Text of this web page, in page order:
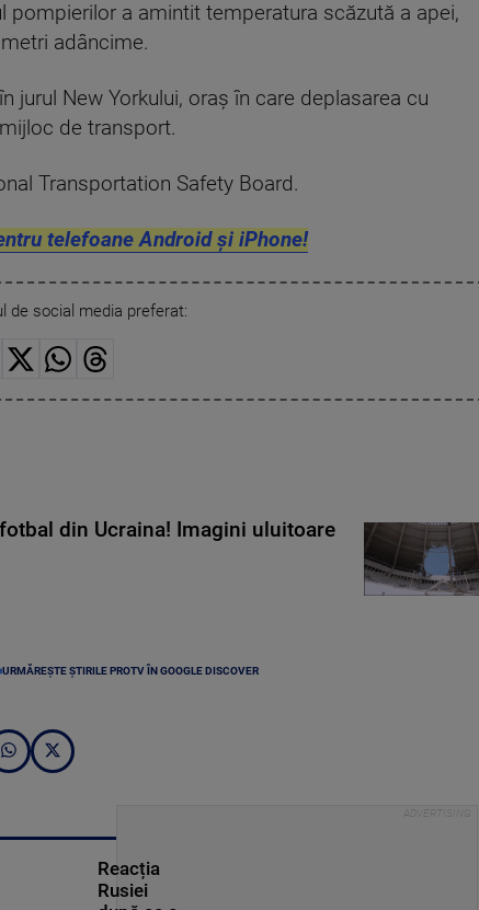
pompierilor a amintit temperatura scăzută a apei,
adâncime.
jurul New Yorkului, oraş în care deplasarea cu
de transport.
Transportation Safety Board.
telefoane Android și iPhone!
de social media preferat:
din Ucraina! Imagini uluitoare
URMĂREȘTE ȘTIRILE PROTV ÎN GOOGLE DISCOVER
Reacția
Rusiei